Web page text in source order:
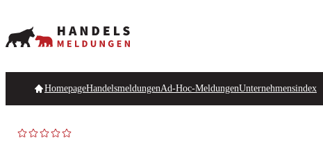
HomepageHandelsmeldungenAd-Hoc-MeldungenUnternehmensindex